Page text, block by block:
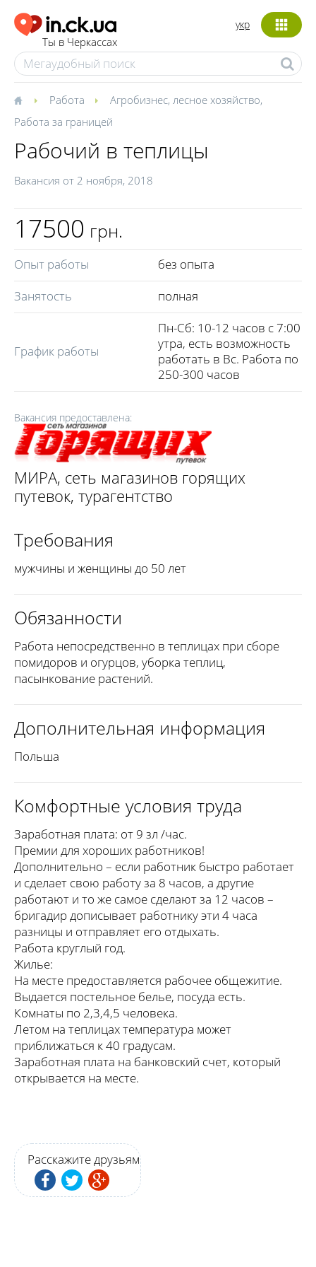
Ты в Черкассах
укр
Работа Агробизнес, лесное хозяйство,
Работа за границей
Рабочий в теплицы
Вакансия от 2 ноября, 2018
17500 грн.
Опыт работы
без опыта
Занятость
полная
График работы
Пн-Сб: 10-12 часов с 7:00
утра, есть возможность
работать в Вс. Работа по
250-300 часов
Вакансия предоставлена:
МИРА, сеть магазинов горящих
путевок, турагентство
Требования
мужчины и женщины до 50 лет
Обязанности
Работа непосредственно в теплицах при сборе
помидоров и огурцов, уборка теплиц,
пасынкование растений.
Дополнительная информация
Польша
Комфортные условия труда
Заработная плата: от 9 зл /час.
Премии для хороших работников!
Дополнительно – если работник быстро работает
и сделает свою работу за 8 часов, а другие
работают и то же самое сделают за 12 часов –
бригадир дописывает работнику эти 4 часа
разницы и отправляет его отдыхать.
Работа круглый год.
Жилье:
На месте предоставляется рабочее общежитие.
Выдается постельное белье, посуда есть.
Комнаты по 2,3,4,5 человека.
Летом на теплицах температура может
приближаться к 40 градусам.
Заработная плата на банковский счет, который
открывается на месте.
Расскажите друзьям